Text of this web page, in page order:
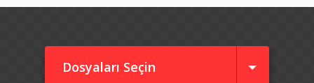
Dosyaları Seçin